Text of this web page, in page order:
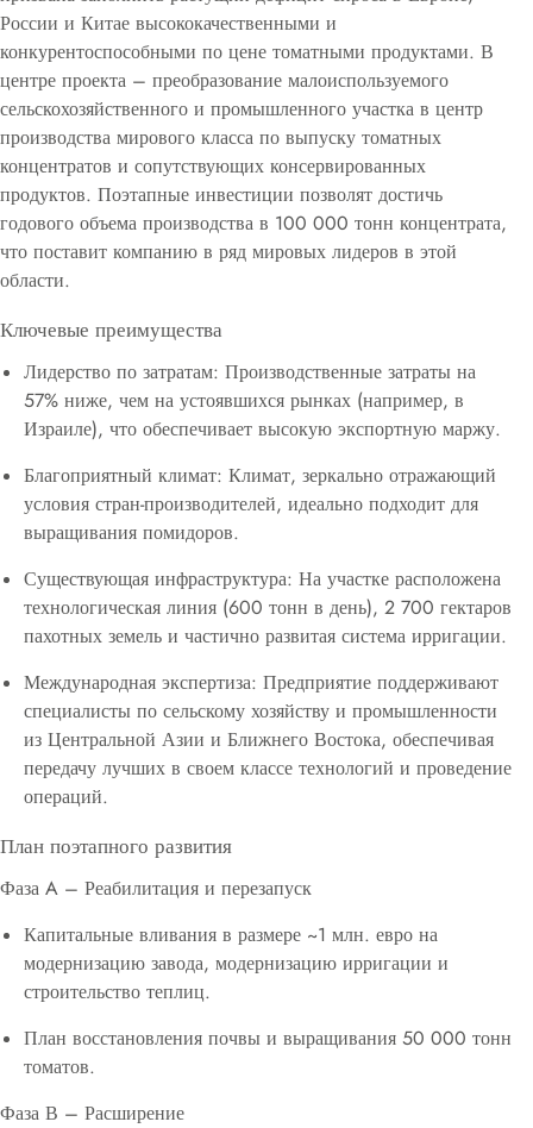
России и Китае высококачественными и
конкурентоспособными по цене томатными продуктами. В
центре проекта – преобразование малоиспользуемого
сельскохозяйственного и промышленного участка в центр
производства мирового класса по выпуску томатных
концентратов и сопутствующих консервированных
продуктов. Поэтапные инвестиции позволят достичь
годового объема производства в 100 000 тонн концентрата,
что поставит компанию в ряд мировых лидеров в этой
области.
Ключевые преимущества
Лидерство по затратам: Производственные затраты на
57% ниже, чем на устоявшихся рынках (например, в
Израиле), что обеспечивает высокую экспортную маржу.
Благоприятный климат: Климат, зеркально отражающий
условия стран-производителей, идеально подходит для
выращивания помидоров.
Существующая инфраструктура: На участке расположена
технологическая линия (600 тонн в день), 2 700 гектаров
пахотных земель и частично развитая система ирригации.
Международная экспертиза: Предприятие поддерживают
специалисты по сельскому хозяйству и промышленности
из Центральной Азии и Ближнего Востока, обеспечивая
передачу лучших в своем классе технологий и проведение
операций.
План поэтапного развития
Фаза A – Реабилитация и перезапуск
Капитальные вливания в размере ~1 млн. евро на
модернизацию завода, модернизацию ирригации и
строительство теплиц.
План восстановления почвы и выращивания 50 000 тонн
томатов.
Фаза В – Расширение